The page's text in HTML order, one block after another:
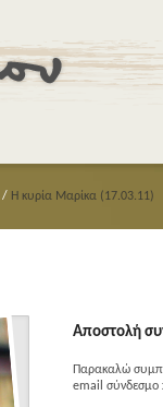
/ Η κυρία Μαρίκα (17.03.11)
Αποστολή
Παρακαλώ
email σύνδεσμο